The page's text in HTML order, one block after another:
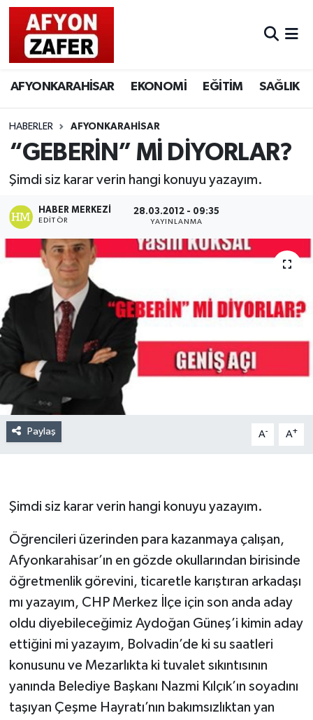
AFYONKARAHİSAR EKONOMİ EĞİTİM SAĞLIK
HABERLER AFYONKARAHİSAR
“GEBERİN” Mİ DİYORLAR?
Şimdi siz karar verin hangi konuyu yazayım.
HABER MERKEZI
EDITÖR
28.03.2012 - 09:35
YAYINLANMA
Paylaş A- A+
Şimdi siz karar verin hangi konuyu yazayım.
Öğrencileri üzerinden para kazanmaya çalışan,
Afyonkarahisar’ın en gözde okullarından birisinde
öğretmenlik görevini, ticaretle karıştıran arkadaşı
mı yazayım, CHP Merkez İlçe için son anda aday
oldu diyebileceğimiz Aydoğan Güneş’i kimin aday
ettiğini mi yazayım, Bolvadin’de ki su saatleri
konusunu ve Mezarlıkta ki tuvalet sıkıntısının
yanında Belediye Başkanı Nazmi Kılçık’ın soyadını
taşıyan Çeşme Hayratı’nın bakımsızlıktan yan